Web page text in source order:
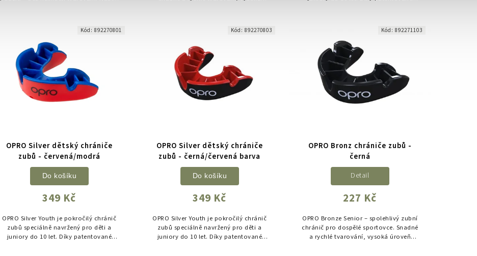
OPRO Silver dětský chrániče
zubů - červená/modrá
349 Kč
Do košíku
OPRO Silver Youth je pokročilý chránič
zubů speciálně navržený pro děti a
juniory do 10 let. Díky patentované
Kód:892270801
OPRO Silver dětský chrániče
zubů - černá/červená barva
349 Kč
Do košíku
OPRO Silver Youth je pokročilý chránič
zubů speciálně navržený pro děti a
juniory do 10 let. Díky patentované
Kód:892270803
OPRO Bronz chrániče zubů -
černá
227 Kč
Detail
OPRO Bronze Senior – spolehlivý zubní
chránič pro dospělé sportovce. Snadné
a rychlé tvarování, vysoká úroveň
Kód:892271103